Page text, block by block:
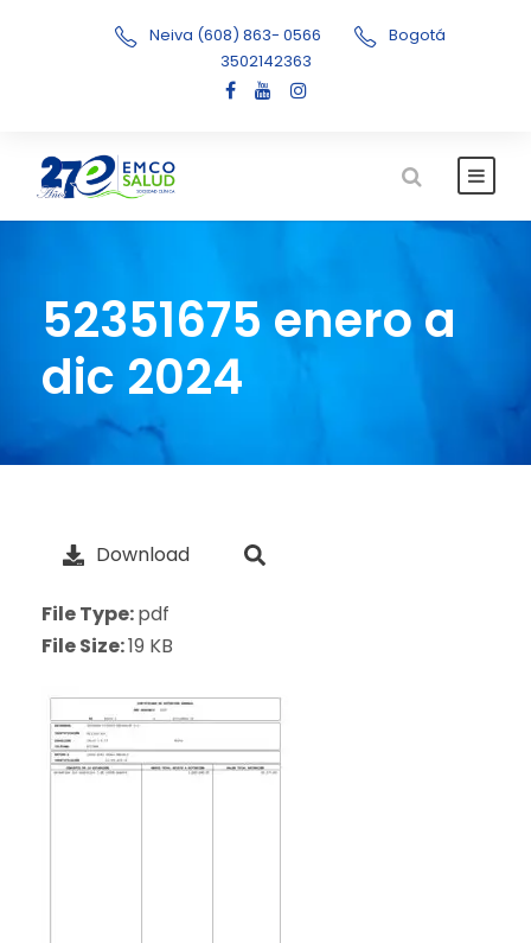
Neiva (608) 863- 0566
Bogotá
3502142363
52351675 enero a
dic 2024
Download
File Type:pdf
File Size:19 KB